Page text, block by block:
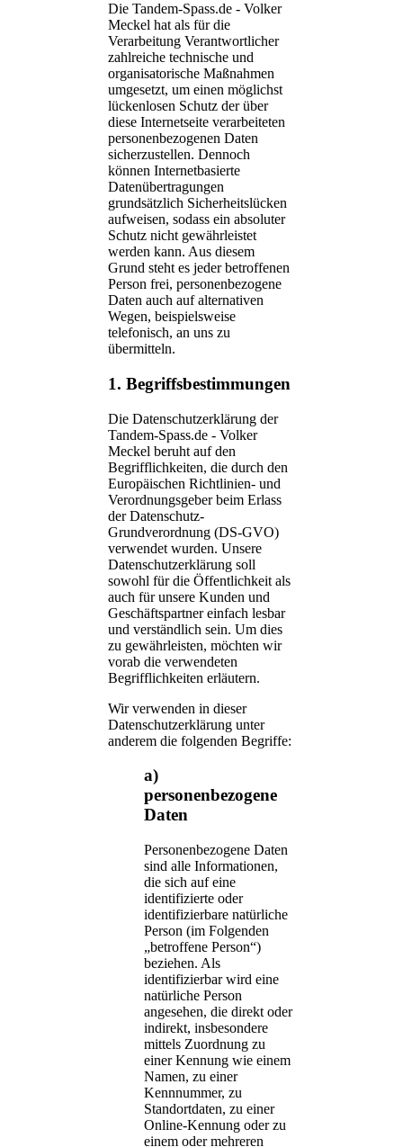
Die Tandem-Spass.de - Volker
Meckel hat als für die
Verarbeitung Verantwortlicher
zahlreiche technische und
organisatorische Maßnahmen
umgesetzt, um einen möglichst
lückenlosen Schutz der über
diese Internetseite verarbeiteten
personenbezogenen Daten
sicherzustellen. Dennoch
können Internetbasierte
Datenübertragungen
grundsätzlich Sicherheitslücken
aufweisen, sodass ein absoluter
Schutz nicht gewährleistet
werden kann. Aus diesem
Grund steht es jeder betroffenen
Person frei, personenbezogene
Daten auch auf alternativen
Wegen, beispielsweise
telefonisch, an uns zu
übermitteln.
1. Begriffsbestimmungen
Die Datenschutzerklärung der
Tandem-Spass.de - Volker
Meckel beruht auf den
Begrifflichkeiten, die durch den
Europäischen Richtlinien- und
Verordnungsgeber beim Erlass
der Datenschutz-
Grundverordnung (DS-GVO)
verwendet wurden. Unsere
Datenschutzerklärung soll
sowohl für die Öffentlichkeit als
auch für unsere Kunden und
Geschäftspartner einfach lesbar
und verständlich sein. Um dies
zu gewährleisten, möchten wir
vorab die verwendeten
Begrifflichkeiten erläutern.
Wir verwenden in dieser
Datenschutzerklärung unter
anderem die folgenden Begriffe:
a)
personenbezogene
Daten
Personenbezogene Daten
sind alle Informationen,
die sich auf eine
identifizierte oder
identifizierbare natürliche
Person (im Folgenden
„betroffene Person“)
beziehen. Als
identifizierbar wird eine
natürliche Person
angesehen, die direkt oder
indirekt, insbesondere
mittels Zuordnung zu
einer Kennung wie einem
Namen, zu einer
Kennnummer, zu
Standortdaten, zu einer
Online-Kennung oder zu
einem oder mehreren